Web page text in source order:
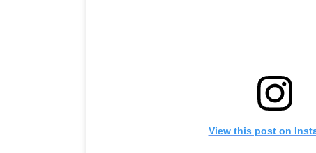
View this post on